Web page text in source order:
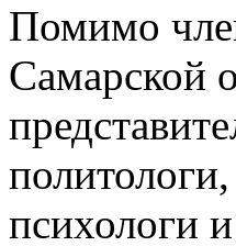
Помимо
Самарской
психологи